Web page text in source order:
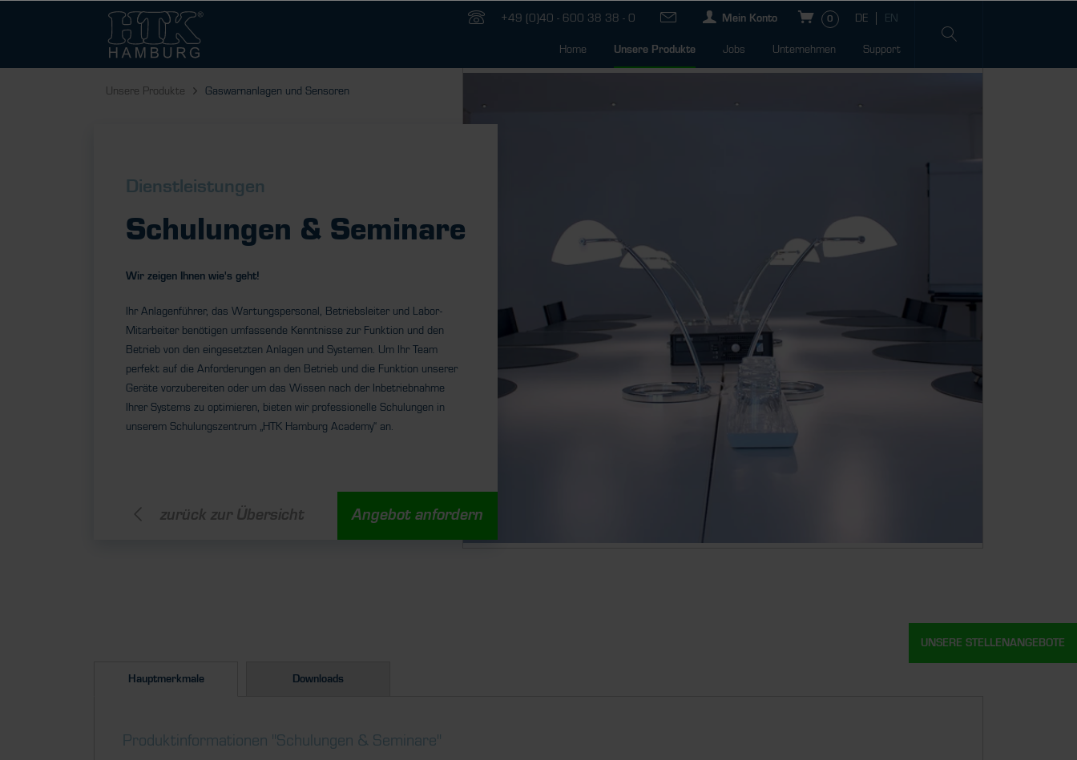
+49 (0)40 - 600 38 38 - 0 Mein Konto 0
Home Unsere Produkte Jobs Unternehmen Support
Unsere Produkte Gaswarnanlagen und Sensoren
Dienstleistungen
Schulungen & Seminare
Wir zeigen Ihnen wie's geht!
Ihr Anlagenführer, das Wartungspersonal, Betriebsleiter und Labor-
Mitarbeiter benötigen umfassende Kenntnisse zur Funktion und den
Betrieb von den eingesetzten Anlagen und Systemen. Um Ihr Team
perfekt auf die Anforderungen an den Betrieb und die Funktion unserer
Geräte vorzubereiten oder um das Wissen nach der Inbetriebnahme
Ihrer Systems zu optimieren, bieten wir professionelle Schulungen in
unserem Schulungszentrum „HTK Hamburg Academy“ an.
zurück zur Übersicht Angebot anfordern
Hauptmerkmale Downloads
Produktinformationen "Schulungen & Seminare"
UNSERE STELLENANGEBOTE